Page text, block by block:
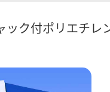
ック付ポリエチレ